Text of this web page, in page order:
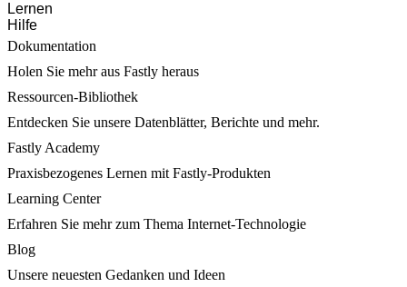
Lernen
Hilfe
Dokumentation
Holen Sie mehr aus Fastly heraus
Ressourcen-Bibliothek
Entdecken Sie unsere Datenblätter, Berichte und mehr.
Fastly Academy
Praxisbezogenes Lernen mit Fastly-Produkten
Learning Center
Erfahren Sie mehr zum Thema Internet-Technologie
Blog
Unsere neuesten Gedanken und Ideen